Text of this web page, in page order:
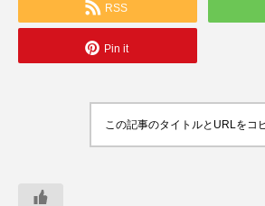
RSS
Pin it
この記事のタイトルとURLをコ